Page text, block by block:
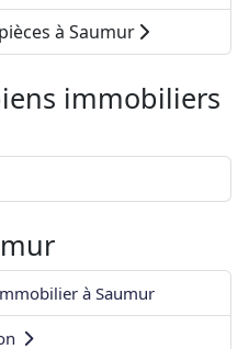
à Saumur
immobiliers
à Saumur